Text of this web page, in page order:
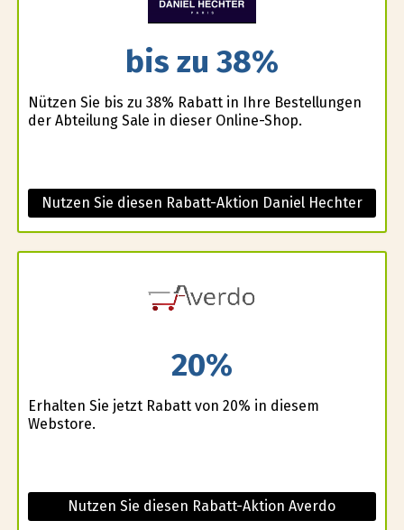
bis zu 38%
Nützen Sie bis zu 38% Rabatt in Ihre Bestellungen
der Abteilung Sale in dieser Online-Shop.
Nutzen Sie diesen Rabatt-Aktion Daniel Hechter
20%
Erhalten Sie jetzt Rabatt von 20% in diesem
Webstore.
Nutzen Sie diesen Rabatt-Aktion Averdo